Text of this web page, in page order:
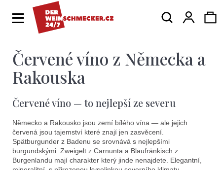
Hledat
Červené víno z Německa a
Rakouska
Červené víno — to nejlepší ze severu
Německo a Rakousko jsou zemí bílého vína — ale jejich
červená jsou tajemství které znají jen zasvěcení.
Spätburgunder z Badenu se srovnává s nejlepšími
burgundskými. Zweigelt z Carnunta a Blaufränkisch z
Burgenlandu mají charakter který jinde nenajdete. Elegantní,
Zpět
Zpět
C
o
p
o
t
ř
e